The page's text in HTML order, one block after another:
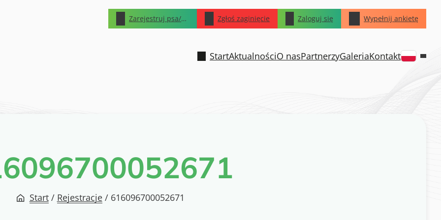
Zarejestruj psa/kota Zgłoś zaginięcie Zaloguj się Wypełnij ankietę
StartAktualnościO nasPartnerzyGaleriaKontakt
Start / Rejestracje / 616096700052671